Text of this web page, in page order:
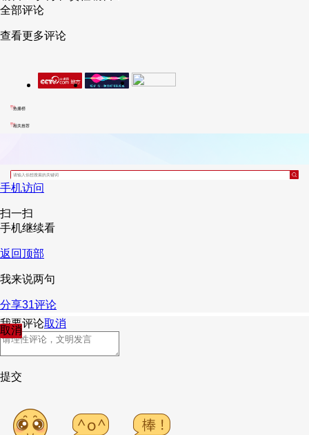
全部评论
查看更多评论
热播榜
相关推荐
手机访问
扫一扫
手机继续看
返回顶部
我来说两句
分享31评论
取消
我要评论取消
提交